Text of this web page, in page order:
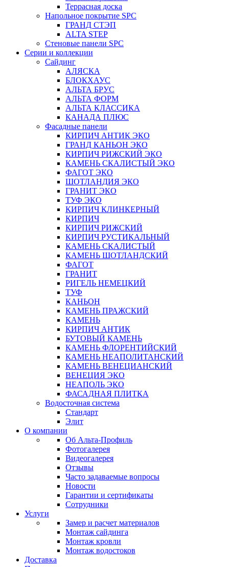
Террасная доска
Напольное покрытие SPC
ГРАНД СТЭП
ALTA STEP
Стеновые панели SPC
Серии и коллекции
Сайдинг
АЛЯСКА
БЛОКХАУС
АЛЬТА БРУС
АЛЬТА ФОРМ
АЛЬТА КЛАССИКА
КАНАДА ПЛЮС
Фасадные панели
КИРПИЧ АНТИК ЭКО
ГРАНД КАНЬОН ЭКО
КИРПИЧ РИЖСКИЙ ЭКО
КАМЕНЬ СКАЛИСТЫЙ ЭКО
ФАГОТ ЭКО
ШОТЛАНДИЯ ЭКО
ГРАНИТ ЭКО
ТУФ ЭКО
КИРПИЧ КЛИНКЕРНЫЙ
КИРПИЧ
КИРПИЧ РИЖСКИЙ
КИРПИЧ РУСТИКАЛЬНЫЙ
КАМЕНЬ СКАЛИСТЫЙ
КАМЕНЬ ШОТЛАНДСКИЙ
ФАГОТ
ГРАНИТ
РИГЕЛЬ НЕМЕЦКИЙ
ТУФ
КАНЬОН
КАМЕНЬ ПРАЖСКИЙ
КАМЕНЬ
КИРПИЧ АНТИК
БУТОВЫЙ КАМЕНЬ
КАМЕНЬ ФЛОРЕНТИЙСКИЙ
КАМЕНЬ НЕАПОЛИТАНСКИЙ
КАМЕНЬ ВЕНЕЦИАНСКИЙ
ВЕНЕЦИЯ ЭКО
НЕАПОЛЬ ЭКО
ФАСАДНАЯ ПЛИТКА
Водосточная система
Стандарт
Элит
О компании
Об Альта-Профиль
Фотогалерея
Видеогалерея
Отзывы
Часто задаваемые вопросы
Новости
Гарантии и сертификаты
Сотрудники
Услуги
Замер и расчет материалов
Монтаж сайдинга
Монтаж кровли
Монтаж водостоков
Доставка